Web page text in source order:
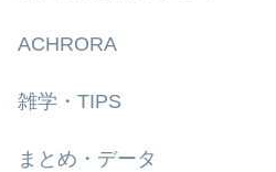
ACHRORA
雑学・TIPS
まとめ・データ